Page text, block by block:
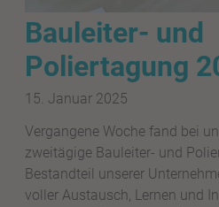
Bauleiter- und
Poliertagung
15. Januar 2025
Vergangene Woche fand bei
zweitägige Bauleiter- und
Bestandteil unserer
voller Austausch, Lernen und